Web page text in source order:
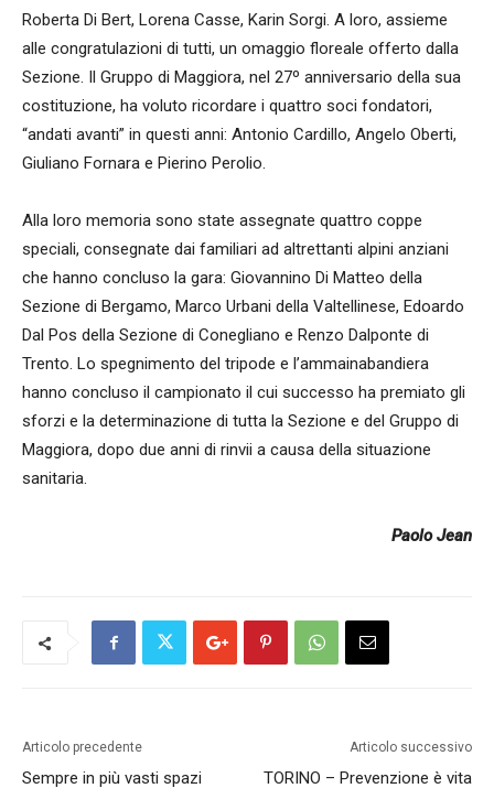
Roberta Di Bert, Lorena Casse, Karin Sorgi. A loro, assieme
alle congratulazioni di tutti, un omaggio floreale offerto dalla
Sezione. Il Gruppo di Maggiora, nel 27º anniversario della sua
costituzione, ha voluto ricordare i quattro soci fondatori,
“andati avanti” in questi anni: Antonio Cardillo, Angelo Oberti,
Giuliano Fornara e Pierino Perolio.
Alla loro memoria sono state assegnate quattro coppe
speciali, consegnate dai familiari ad altrettanti alpini anziani
che hanno concluso la gara: Giovannino Di Matteo della
Sezione di Bergamo, Marco Urbani della Valtellinese, Edoardo
Dal Pos della Sezione di Conegliano e Renzo Dalponte di
Trento. Lo spegnimento del tripode e l’ammainabandiera
hanno concluso il campionato il cui successo ha premiato gli
sforzi e la determinazione di tutta la Sezione e del Gruppo di
Maggiora, dopo due anni di rinvii a causa della situazione
sanitaria.
Paolo Jean
Articolo precedente
Sempre in più vasti spazi
Articolo successivo
TORINO – Prevenzione è vita